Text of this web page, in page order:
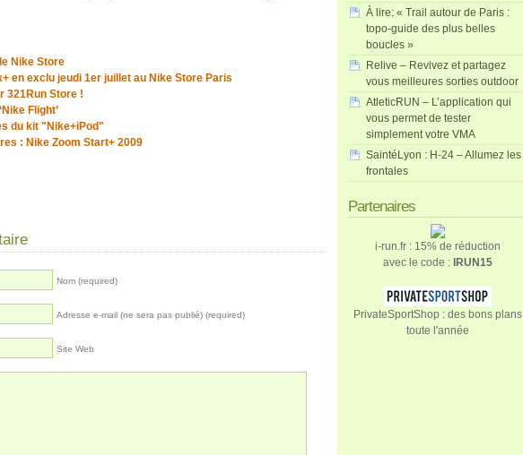
Nike Store
en exclu jeudi 1er juillet au Nike Store Paris
321Run Store !
Flight’
du kit "Nike+iPod"
: Nike Zoom Start+ 2009
Nom (required)
Adresse e-mail (ne sera pas publié) (required)
Site Web
À lire: « Trail autour de Paris :
topo-guide des plus belles
boucles »
Relive – Revivez et partagez
vous meilleures sorties outdoor
AtleticRUN – L’application qui
vous permet de tester
simplement votre VMA
SaintéLyon : H-24 – Allumez les
frontales
Partenaires
i-run.fr : 15% de réduction
avec le code : IRUN15
PrivateSportShop : des bons plans
toute l'année